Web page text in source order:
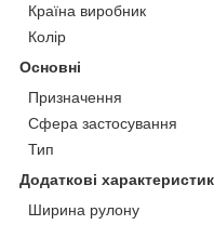
Країна виробник
Колір
Основні
Призначення
Сфера застосування
Тип
Додаткові
Ширина рулону